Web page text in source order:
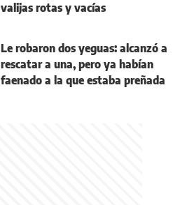
valijas rotas y vacías
Le robaron dos yeguas: alcanzó a
rescatar a una, pero ya habían
faenado a la que estaba preñada